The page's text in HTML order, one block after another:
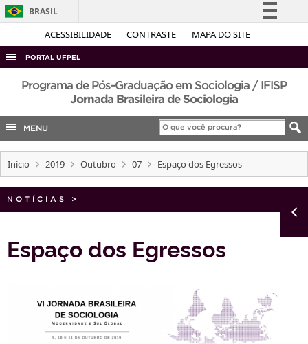
ACESSIBILIDADE CONTRASTE MAPA DO SITE
BRASIL
Simplifique!
Acesso à informação
Legislação
Canais
PORTAL UFPEL
ACESSO À INFORMAÇÃO
COBALTO
CONCURSOS
INTERNACIONAL
Programa de Pós-Graduação em Sociologia / IFISP
Jornada Brasileira de Sociologia
MENU
Início 2019 Outubro 07 Espaço dos Egressos
NOTÍCIAS >
Espaço dos Egressos